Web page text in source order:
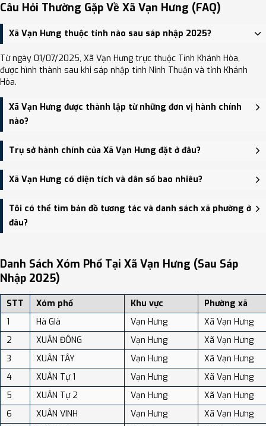
Câu Hỏi Thường Gặp Về Xã Vạn Hưng (FAQ)
Xã Vạn Hưng thuộc tỉnh nào sau sáp nhập 2025?
Từ ngày 01/07/2025, Xã Vạn Hưng trực thuộc Tỉnh Khánh Hòa,
được hình thành sau khi sáp nhập tỉnh Ninh Thuận và tỉnh Khánh
Hòa.
Xã Vạn Hưng được thành lập từ những đơn vị hành chính
nào?
Xã Vạn Hưng được thành lập trên cơ sở sáp nhập Xã Xuân Sơn, Xã
Vạn Hưng.
Trụ sở hành chính của Xã Vạn Hưng đặt ở đâu?
Trụ sở hành chính mới của Xã Vạn Hưng đặt tại UBND xã Vạn Hưng
- trung tâm khu vực thuận tiện giao thông.
Xã Vạn Hưng có diện tích và dân số bao nhiêu?
Xã Vạn Hưng có Diện tích: 86.10 km², Dân số: 18,883 người, Mật độ
dân số: Khoảng 219.32 người/km²
Tôi có thể tìm bản đồ tương tác và danh sách xã phường ở
đâu?
địa điểm tại: VReview.vn - Nền tảng review địa điểm, dịch vụ và du
lịch uy tín tại Việt Nam.
Danh Sách Xóm Phố Tại Xã Vạn Hưng (sau Sáp
Nhập 2025)
STT Xóm phố Khu vực
Phường xã
1
Hà GIà Vạn Hưng
Xã Vạn Hưng
2
XUÂN ĐÔNG Vạn Hưng
Xã Vạn Hưng
3
XUÂN TÂY Vạn Hưng
Xã Vạn Hưng
4
XUÂN Tự 1 Vạn Hưng
Xã Vạn Hưng
5
XUÂN Tự 2 Vạn Hưng
Xã Vạn Hưng
6
XUÂN VINH Vạn Hưng
Xã Vạn Hưng